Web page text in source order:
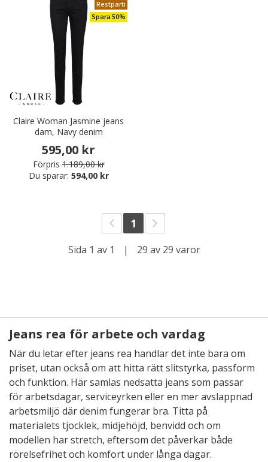
Restparti
Spara 50%
Claire Woman Jasmine jeans
dam, Navy denim
595,00 kr
Förpris 1.189,00 kr
Du sparar: 594,00 kr
1
Sida 1 av 1 | 29 av 29 varor
Jeans rea för arbete och vardag
När du letar efter jeans rea handlar det inte bara om
priset, utan också om att hitta rätt slitstyrka, passform
och funktion. Här samlas nedsatta jeans som passar
för arbetsdagar, serviceyrken eller en mer avslappnad
arbetsmiljö där denim fungerar bra. Titta på
materialets tjocklek, midjehöjd, benvidd och om
modellen har stretch, eftersom det påverkar både
rörelsefrihet och komfort under långa dagar.